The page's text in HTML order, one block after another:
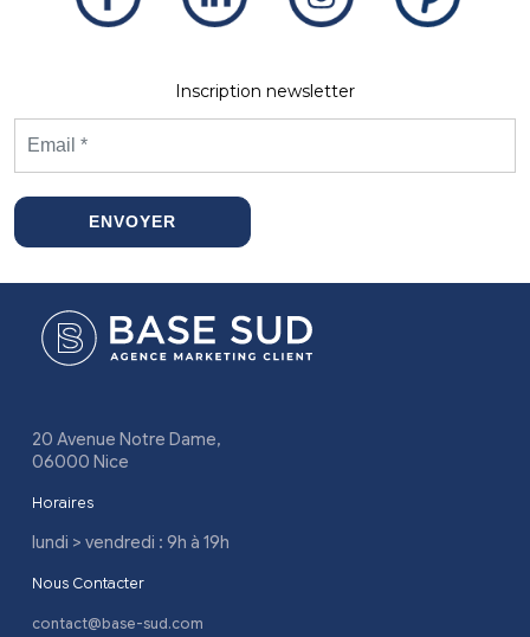
Inscription newsletter
ENVOYER
20 Avenue Notre Dame,
06000 Nice
Horaires
lundi > vendredi : 9h à 19h
Nous Contacter
contact@base-sud.com